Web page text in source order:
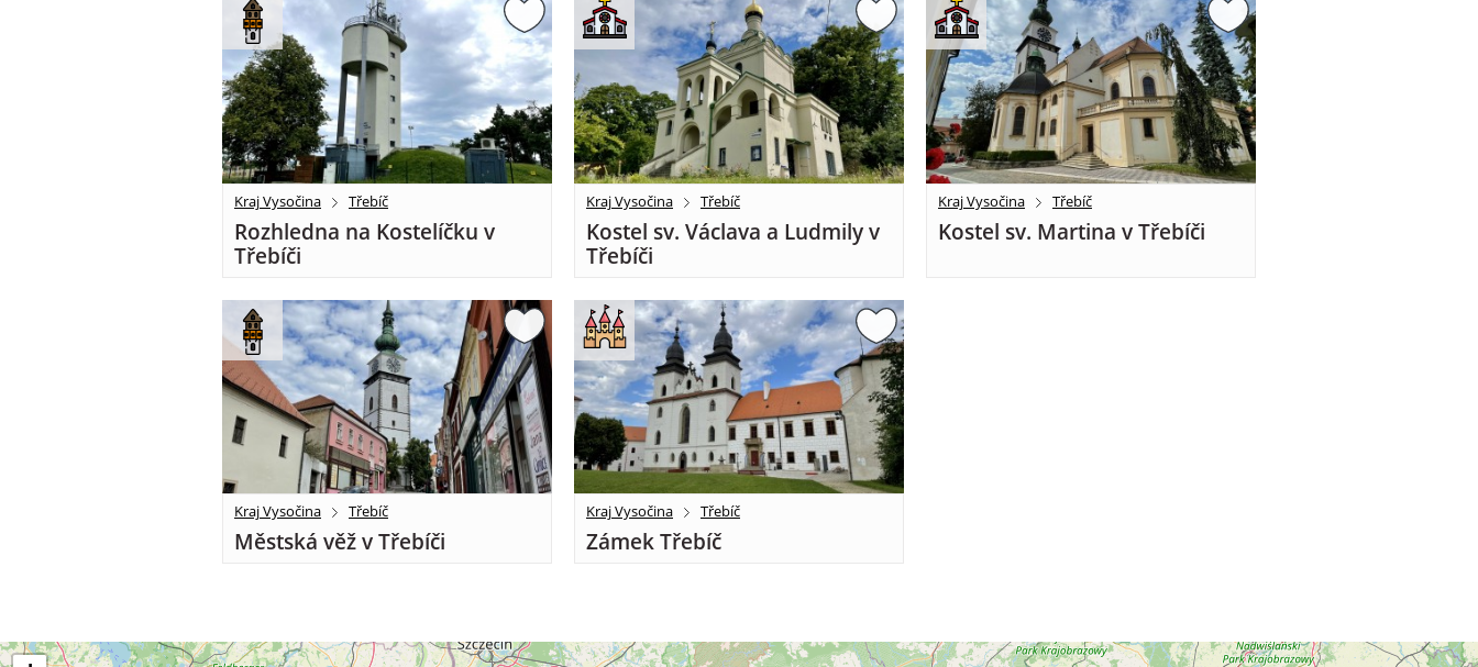
Kraj Vysočina Třebíč
Rozhledna na Kostelíčku v
Třebíči
Kraj Vysočina Třebíč
Kostel sv. Václava a Ludmily v
Třebíči
Kraj Vysočina Třebíč
Kostel sv. Martina v Třebíči
Kraj Vysočina Třebíč
Městská věž v Třebíči
Kraj Vysočina Třebíč
Zámek Třebíč